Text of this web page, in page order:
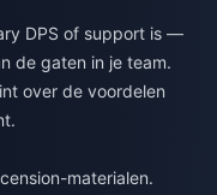
DPS of support is —
de gaten in je team.
over de voordelen
materialen.